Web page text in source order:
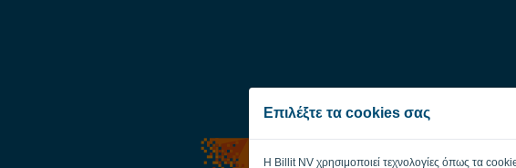
Επιλέξτε τα cookies σας
Η Billit NV χρησιμοποιεί τεχνολογίες όπως τα